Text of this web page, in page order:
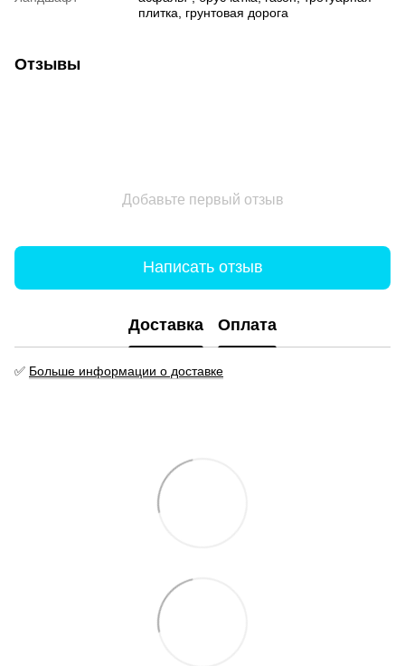
плитка, грунтовая дорога
Отзывы
Добавьте первый отзыв
Написать отзыв
Доставка Оплата
✅ Больше информации о доставке